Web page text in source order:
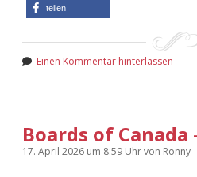
teilen
Einen Kommentar hinterlassen
Boards of Canada
17. April 2026 um 8:59 Uhrvon Ronny